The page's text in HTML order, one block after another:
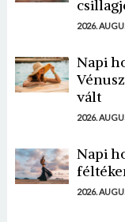
2026.
Napi
vált
2026.
Napi
2026.